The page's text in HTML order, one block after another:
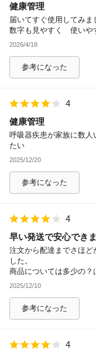
健康管理
届いてすぐ使用してみま
数字も見やすく 使いや
2026/4/18
参考になった
4
健康管理
呼吸器疾患が家族に数人
たい
2025/12/20
参考になった
4
早い発送で安心できま
注文から配達までさほど
した。
商品については多少の？
2025/12/10
参考になった
4
除外ワード